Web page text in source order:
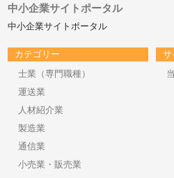
中小企業サイトポータル
中小企業サイトポータル
カテゴリー
士業（専門職種）
運送業
人材紹介業
製造業
通信業
小売業・販売業
サ